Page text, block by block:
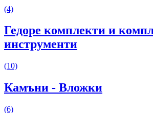
(4)
Гедоре комплекти и
инструменти
(10)
Камъни - Вложки
(6)